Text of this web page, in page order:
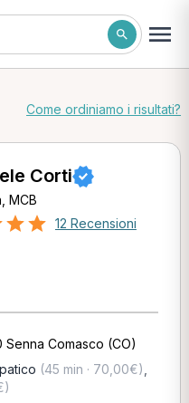
Come ordiniamo i risultati?
Corti
MCB
12 Recensioni
Comasco (CO)
(45 min · 70,00€)